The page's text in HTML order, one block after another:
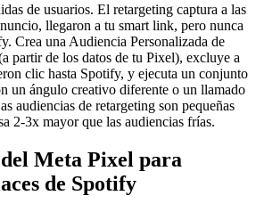
de usuarios. El retargeting captura a las
llegaron a tu smart link, pero nunca
Crea una Audiencia Personalizada de
partir de los datos de tu Pixel), excluye a
clic hasta Spotify, y ejecuta un conjunto
un ángulo creativo diferente o un llamado
audiencias de retargeting son pequeñas
2-3x mayor que las audiencias frías.
Meta Pixel para
de Spotify